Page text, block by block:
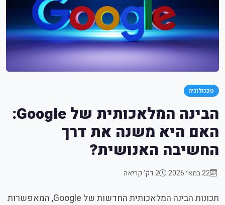
טכנולוגיה
הבינה המלאכותית של Google:
האם היא משנה את דרך
החשיבה האנושית?
22 במאי 2026 2 דק' קריאה
תכונות הבינה המלאכותית החדשות של Google, המאפשרות